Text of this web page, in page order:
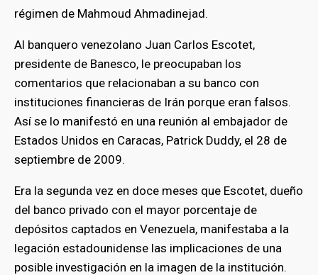
régimen de Mahmoud Ahmadinejad.
Al banquero venezolano Juan Carlos Escotet,
presidente de Banesco, le preocupaban los
comentarios que relacionaban a su banco con
instituciones financieras de Irán porque eran falsos.
Así se lo manifestó en una reunión al embajador de
Estados Unidos en Caracas, Patrick Duddy, el 28 de
septiembre de 2009.
Era la segunda vez en doce meses que Escotet, dueño
del banco privado con el mayor porcentaje de
depósitos captados en Venezuela, manifestaba a la
legación estadounidense las implicaciones de una
posible investigación en la imagen de la institución.